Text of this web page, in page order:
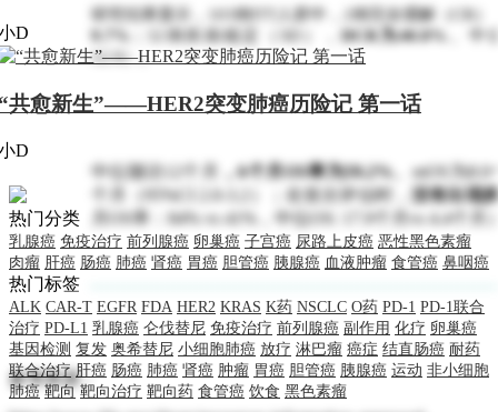
研究结果显示，103例ITT人群中，2例完全缓解（CR
；32例疾病稳定（SD）， DCR为40.8%
12.9）。
中位随访12个月 ，6个月OS率为59.2% 。mOS为
个月（95%CI 2.0-3.2）；在首次评估时，
没有出现
月OS率：84% vs 41%，中位OS: 17.9个月vs 4.4个月
参考来源：
D
共愈新生”——HER2突变肺癌历险记 第一话
D
热门分类
乳腺癌 免疫治疗 前列腺癌 卵巢癌 子宫癌 尿路上皮癌 恶性黑色素瘤
肉瘤 肝癌 肠癌 肺癌 肾癌 胃癌 胆管癌 胰腺癌 血液肿瘤 食管癌 鼻咽癌
热门标签
ALK CAR-T EGFR FDA HER2 KRAS K药 NSCLC O药 PD-1 PD-1联合
治疗 PD-L1 乳腺癌 仑伐替尼 免疫治疗 前列腺癌 副作用 化疗 卵巢癌
基因检测 复发 奥希替尼 小细胞肺癌 放疗 淋巴瘤 癌症 结直肠癌 耐药
联合治疗 肝癌 肠癌 肺癌 肾癌 肿瘤 胃癌 胆管癌 胰腺癌 运动 非小细胞
肺癌 靶向 靶向治疗 靶向药 食管癌 饮食 黑色素瘤